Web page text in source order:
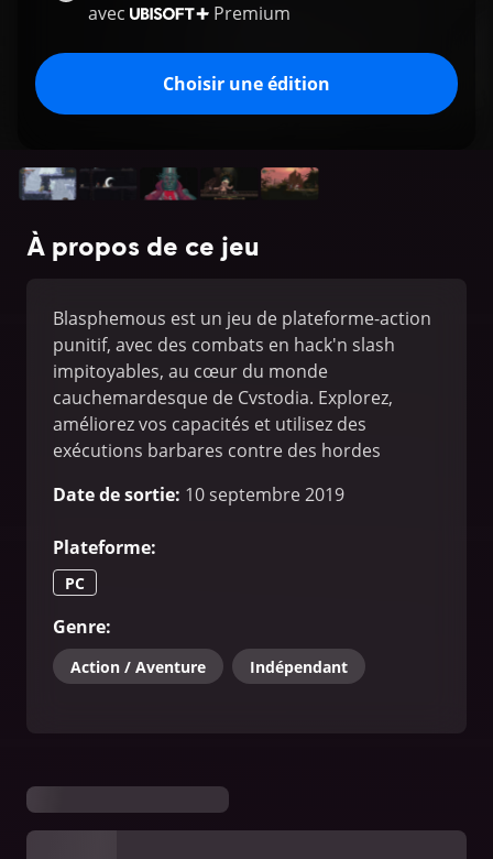
avec
Premium
Choisir une édition
À propos de ce jeu
Blasphemous est un jeu de plateforme-action
punitif, avec des combats en hack'n slash
impitoyables, au cœur du monde
cauchemardesque de Cvstodia. Explorez,
améliorez vos capacités et utilisez des
exécutions barbares contre des hordes
damnation éternelle.
Date de sortie: 10 septembre 2019
Plateforme:
PC
Genre:
Action / Aventure Indépendant